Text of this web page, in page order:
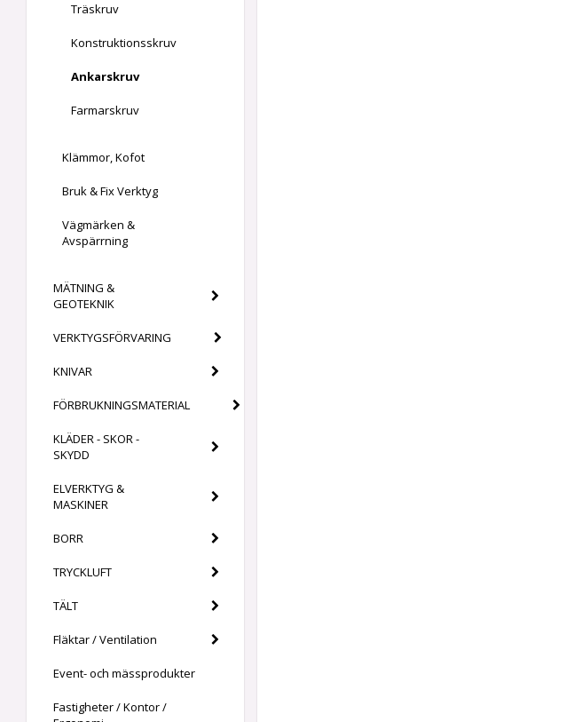
Träskruv
Konstruktionsskruv
Ankarskruv
Farmarskruv
Klämmor, Kofot
Bruk & Fix Verktyg
Vägmärken &
Avspärrning
MÄTNING &
GEOTEKNIK
VERKTYGSFÖRVARING
KNIVAR
FÖRBRUKNINGSMATERIAL
KLÄDER - SKOR -
SKYDD
ELVERKTYG &
MASKINER
BORR
TRYCKLUFT
TÄLT
Fläktar / Ventilation
Event- och mässprodukter
Fastigheter / Kontor /